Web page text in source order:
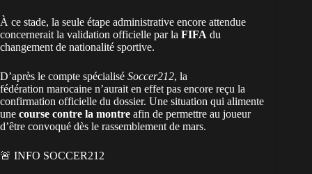
À ce stade, la seule étape administrative encore attendue
concernerait la validation officielle par la FIFA du
changement de nationalité sportive.
D’après le compte spécialisé Soccer212, la
fédération marocaine n’aurait en effet pas encore reçu la
confirmation officielle du dossier. Une situation qui alimente
une course contre la montre afin de permettre au joueur
d’être convoqué dès le rassemblement de mars.
🚨 INFO SOCCER212